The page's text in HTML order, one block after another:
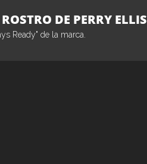
DE PERRY ELLIS
Ready" de la marca.